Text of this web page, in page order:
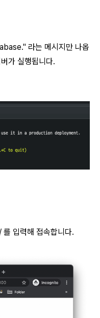
라는 메시지만 나옵
가 실행됩니다.
입력해 접속합니다.